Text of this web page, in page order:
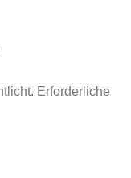
Erforderliche